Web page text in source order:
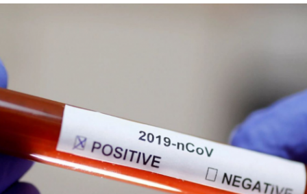
FacebookTwitterTelegram